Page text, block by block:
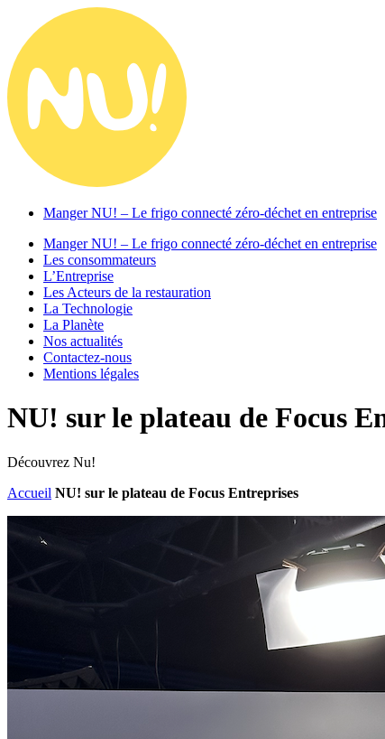
Manger NU! – Le frigo connecté zéro-déchet en entreprise
Manger NU! – Le frigo connecté zéro-déchet en entreprise
Les consommateurs
L’Entreprise
Les Acteurs de la restauration
La Technologie
La Planète
Nos actualités
Contactez-nous
Mentions légales
NU! sur le plateau de Focus
Découvrez Nu!
Accueil NU! sur le plateau de Focus Entreprises